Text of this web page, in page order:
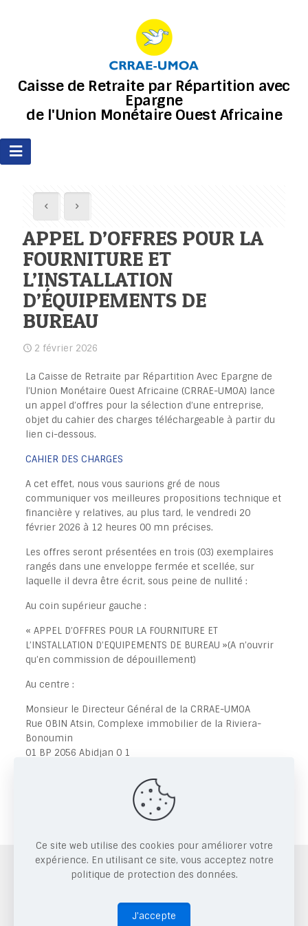
Caisse de Retraite par Répartition avec
Epargne
de l'Union Monétaire Ouest Africaine
APPEL D’OFFRES POUR LA
FOURNITURE ET
L’INSTALLATION
D’ÉQUIPEMENTS DE
BUREAU
2 février 2026
La Caisse de Retraite par Répartition Avec Epargne de
l’Union Monétaire Ouest Africaine (CRRAE-UMOA) lance
un appel d’offres pour la sélection d’une entreprise,
objet du cahier des charges téléchargeable à partir du
lien ci-dessous.
CAHIER DES CHARGES
A cet effet, nous vous saurions gré de nous
communiquer vos meilleures propositions technique et
financière y relatives, au plus tard, le vendredi 20
février 2026 à 12 heures 00 mn précises.
Les offres seront présentées en trois (03) exemplaires
rangés dans une enveloppe fermée et scellée, sur
laquelle il devra être écrit, sous peine de nullité :
Au coin supérieur gauche :
« APPEL D’OFFRES POUR LA FOURNITURE ET
L’INSTALLATION D’EQUIPEMENTS DE BUREAU »(A n’ouvrir
qu’en commission de dépouillement)
Au centre :
Monsieur le Directeur Général de la CRRAE-UMOA
Rue OBIN Atsin, Complexe immobilier de la Riviera-
Bonoumin
01 BP 2056 Abidjan 0 1
Copyright © 2026 CRRAE.
Ce site web utilise des cookies pour améliorer votre
expérience. En utilisant ce site, vous acceptez notre
politique de protection des données.
J'accepte